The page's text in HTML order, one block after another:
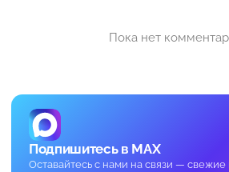
Пока нет
Подпишитесь в MAX
Оставайтесь с нами на связи — свежие